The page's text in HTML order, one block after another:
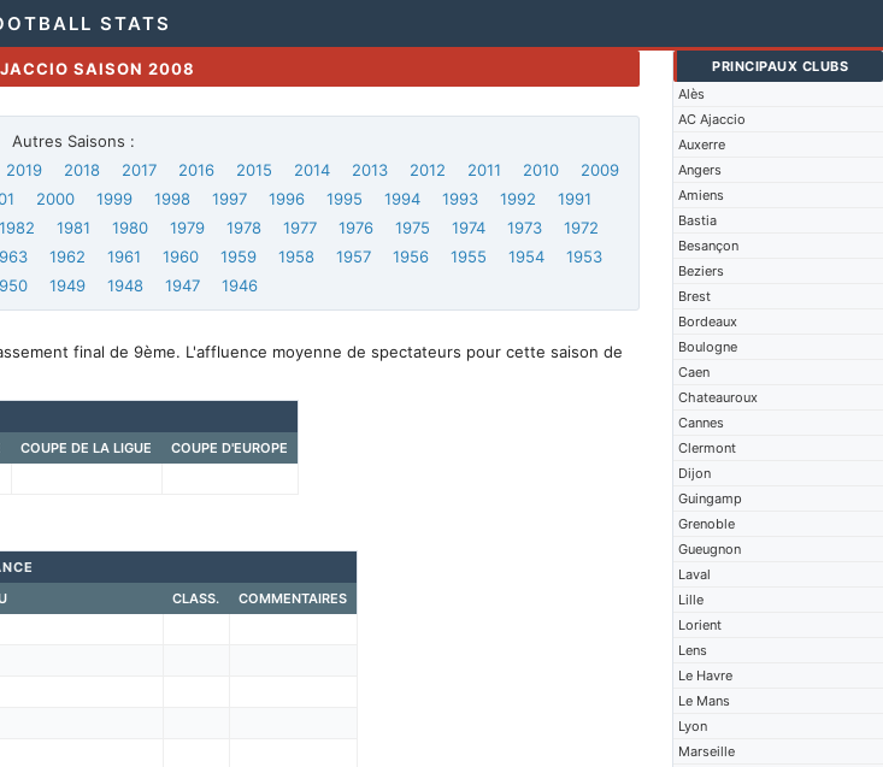
STATS
PRINCIPAUX CLUBS
Alès
AC Ajaccio
Auxerre
Angers
Amiens
Bastia
Besançon
Beziers
Brest
Bordeaux
Boulogne
Caen
Chateauroux
Cannes
Clermont
Dijon
Guingamp
Grenoble
Gueugnon
Laval
Lille
Lorient
Lens
Le Havre
Le Mans
Lyon
Marseille
SAISON 2008
Autres Saisons :
2019 2018 2017 2016 2015 2014 2013 2012 2011 2010
2009
2000 1999 1998 1997 1996 1995 1994 1993 1992
1991
1982 1981 1980 1979 1978 1977 1976 1975 1974 1973
1972
1962 1961 1960 1959 1958 1957 1956 1955 1954
1953
1949 1948 1947 1946
final de 9ème. L'affluence moyenne de spectateurs pour cette saison de
COUPE DE LA LIGUE COUPE D'EUROPE
CLASS. COMMENTAIRES